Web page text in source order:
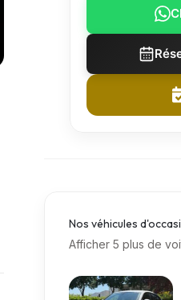
Nos véhicules
Afficher 5 plus de